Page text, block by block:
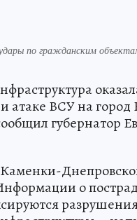
по гражданским
атаке ВСУ на
губернатор
о